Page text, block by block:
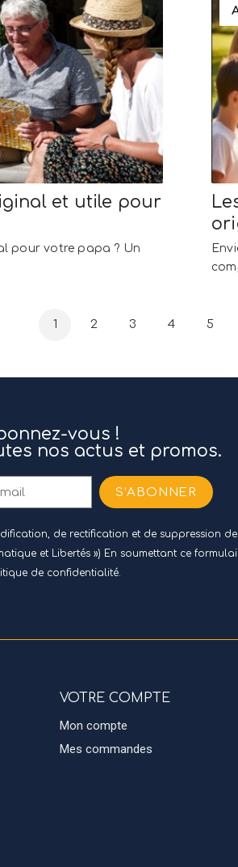
et utile pour
pour votre papa ? Un
1 2 3 4 5
vous !
nos actus et promos.
S’ABONNER
de rectification et de suppression
et Libertés ») En soumettant ce
de confidentialité.
VOTRE COMPTE
Mon compte
Mes commandes